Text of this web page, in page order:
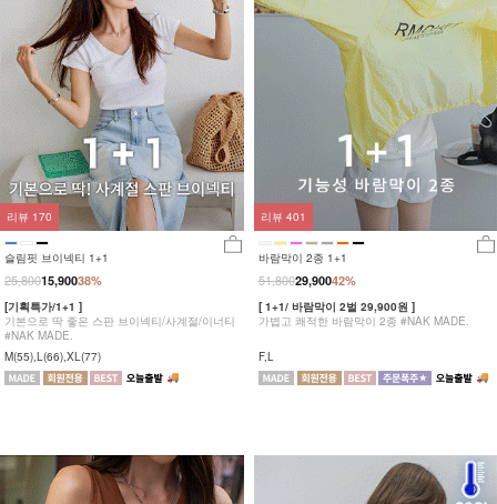
슬림핏 브이넥티 1+1
38%
25,80015,900
[기획특가/1+1 ]
기본으로 딱 좋은 스판 브이넥티/사계절/이너티
#NAK MADE.
M(55),L(66),XL(77)
리뷰 170
바람막이 2종 1+1
42%
51,80029,900
[ 1+1/ 바람막이 2벌 29,900원 ]
가볍고 쾌적한 바람막이 2종 #NAK MADE.
F,L
리뷰 401